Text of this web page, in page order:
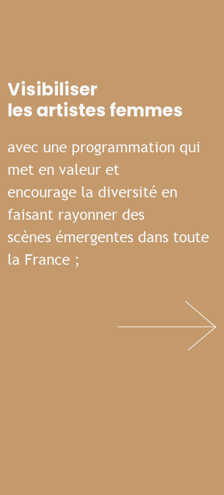
Visibiliser
les artistes femmes
avec une programmation qui
met en valeur et
encourage la diversité en
faisant rayonner des
scènes émergentes dans toute
la France ;